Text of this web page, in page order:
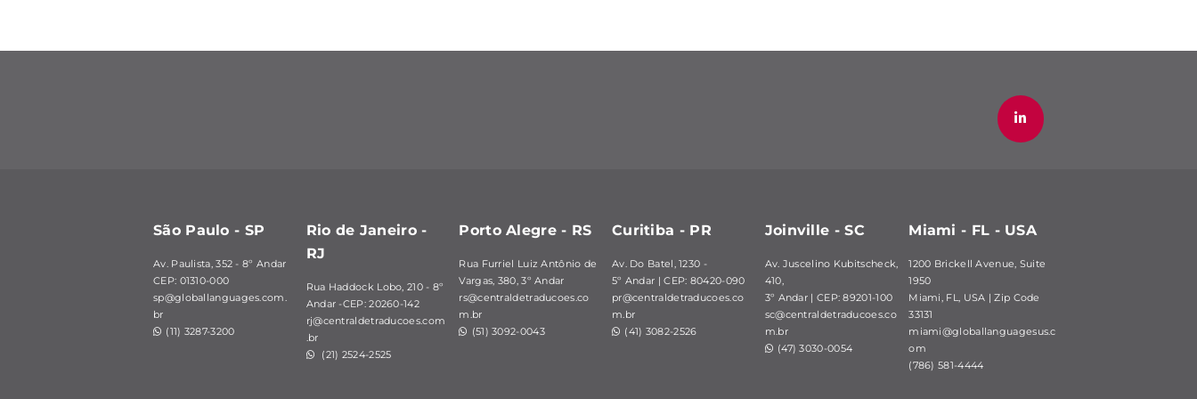
São Paulo - SP
Av. Paulista, 352 - 8º Andar
CEP: 01310-000
sp@globallanguages.com.
br
(11) 3287-3200
Rio de Janeiro -
RJ
Rua Haddock Lobo, 210 - 8º
Andar -CEP: 20260-142
rj@centraldetraducoes.com
.br
(21) 2524-2525
Porto Alegre - RS
Rua Furriel Luiz Antônio de
Vargas, 380,3º Andar
rs@centraldetraducoes.co
m.br
(51) 3092-0043
Curitiba - PR
Av. Do Batel, 1230 -
5º Andar | CEP: 80420-090
pr@centraldetraducoes.co
m.br
(41) 3082-2526
Joinville - SC
Av. Juscelino Kubitscheck,
410,
3º Andar | CEP: 89201-100
sc@centraldetraducoes.co
m.br
(47) 3030-0054
Miami - FL - USA
1200 Brickell Avenue, Suite
1950
Miami, FL, USA | Zip Code
33131
miami@globallanguagesus.c
om
(786) 581-4444